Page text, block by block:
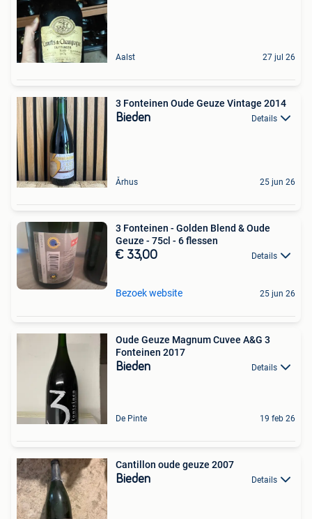
Aalst 27 jul 26
3 Fonteinen Oude Geuze Vintage 2014
Bieden Details
Århus 25 jun 26
3 Fonteinen - Golden Blend & Oude
Geuze - 75cl - 6 flessen
€ 33,00 Details
Bezoek website 25 jun 26
Oude Geuze Magnum Cuvee A&G 3
Fonteinen 2017
Bieden Details
De Pinte 19 feb 26
Cantillon oude geuze 2007
Bieden Details